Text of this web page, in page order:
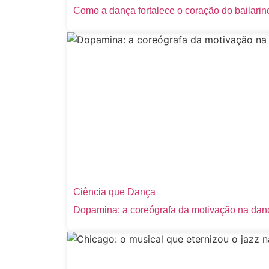
Como a dança fortalece o coração do
Ciência que Dança
Dopamina: a coreógrafa da motivação na